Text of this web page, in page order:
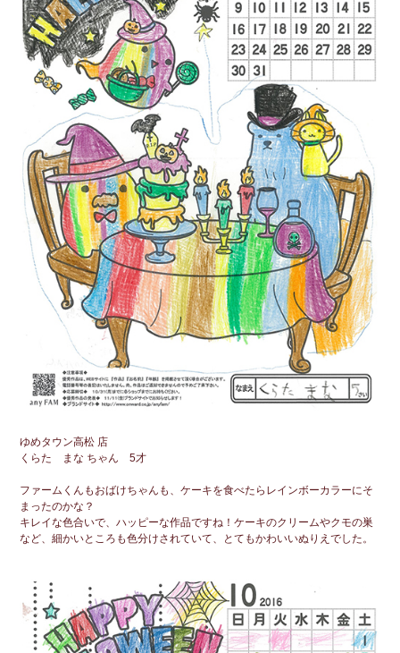
ゆめタウン高松 店
くらた まな ちゃん 5才
ファームくんもおばけちゃんも、ケーキを食べたらレインボーカラーにそ
まったのかな？
キレイな色合いで、ハッピーな作品ですね！ケーキのクリームやクモの巣
など、細かいところも色分けされていて、とてもかわいいぬりえでした。